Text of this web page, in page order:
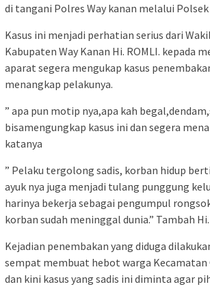
di tangani Polres Way kanan melalui Polsek
Kasus ini menjadi perhatian serius dari
Kabupaten Way Kanan Hi. ROMLI. kepada
aparat segera mengukap kasus
menangkap pelakunya.
” apa pun motip nya,apa kah
bisamengungkap kasus ini dan segera
katanya
” Pelaku tergolong sadis, korban hidup
ayuk nya juga menjadi tulang punggung
harinya bekerja sebagai pengumpul
korban sudah meninggal dunia.” Tambah
Kejadian penembakan yang diduga
sempat membuat hebot warga Kecamatan
dan kini kasus yang sadis ini diminta agar